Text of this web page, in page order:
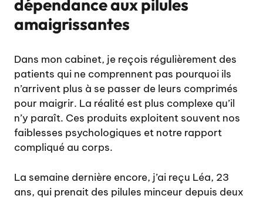
dépendance aux pilules
amaigrissantes
Dans mon cabinet, je reçois régulièrement des
patients qui ne comprennent pas pourquoi ils
n’arrivent plus à se passer de leurs comprimés
pour maigrir. La réalité est plus complexe qu’il
n’y paraît. Ces produits exploitent souvent nos
faiblesses psychologiques et notre rapport
compliqué au corps.
La semaine dernière encore, j’ai reçu Léa, 23
ans, qui prenait des pilules minceur depuis deux